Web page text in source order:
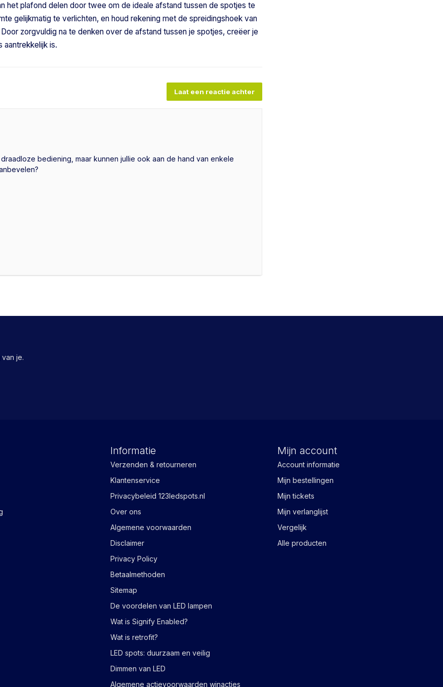
het plafond delen door twee om de ideale afstand tussen de spotjes te
gelijkmatig te verlichten, en houd rekening met de spreidingshoek van
zorgvuldig na te denken over de afstand tussen je spotjes, creëer je
is.
Laat een reactie achter
bediening, maar kunnen jullie ook aan de hand van enkele
je.
Informatie
Verzenden & retourneren
Klantenservice
Privacybeleid 123ledspots.nl
Over ons
Algemene voorwaarden
Disclaimer
Privacy Policy
Betaalmethoden
Sitemap
De voordelen van LED lampen
Wat is Signify Enabled?
Wat is retrofit?
LED spots: duurzaam en veilig
Dimmen van LED
Algemene actievoorwaarden winacties
Mijn account
Account informatie
Mijn bestellingen
Mijn tickets
Mijn verlanglijst
Vergelijk
Alle producten